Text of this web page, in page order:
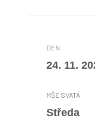
24. 11.
Středa